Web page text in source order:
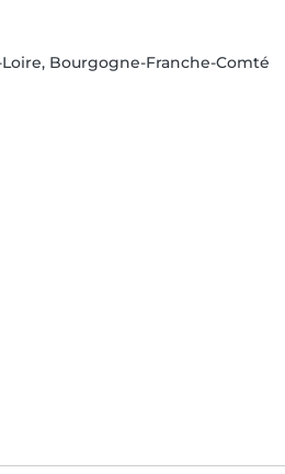
Bourgogne-Franche-Comté